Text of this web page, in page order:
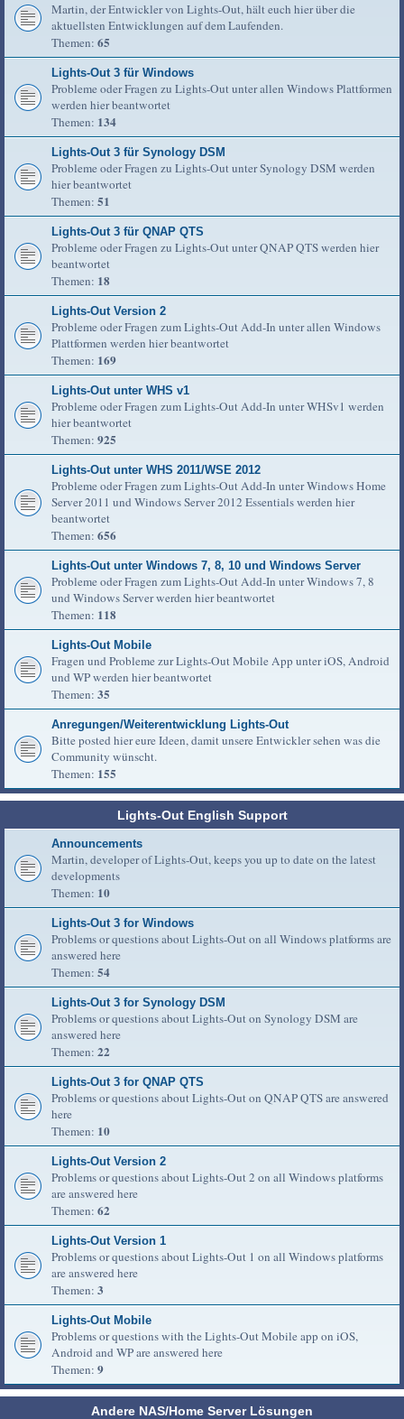
Martin, der Entwickler von Lights-Out, hält euch hier über die
aktuellsten Entwicklungen auf dem Laufenden.
Themen: 65
Lights-Out 3 für Windows
Probleme oder Fragen zu Lights-Out unter allen Windows Plattformen
werden hier beantwortet
Themen: 134
Lights-Out 3 für Synology DSM
Probleme oder Fragen zu Lights-Out unter Synology DSM werden
hier beantwortet
Themen: 51
Lights-Out 3 für QNAP QTS
Probleme oder Fragen zu Lights-Out unter QNAP QTS werden hier
beantwortet
Themen: 18
Lights-Out Version 2
Probleme oder Fragen zum Lights-Out Add-In unter allen Windows
Plattformen werden hier beantwortet
Themen: 169
Lights-Out unter WHS v1
Probleme oder Fragen zum Lights-Out Add-In unter WHSv1 werden
hier beantwortet
Themen: 925
Lights-Out unter WHS 2011/WSE 2012
Probleme oder Fragen zum Lights-Out Add-In unter Windows Home
Server 2011 und Windows Server 2012 Essentials werden hier
beantwortet
Themen: 656
Lights-Out unter Windows 7, 8, 10 und Windows Server
Probleme oder Fragen zum Lights-Out Add-In unter Windows 7, 8
und Windows Server werden hier beantwortet
Themen: 118
Lights-Out Mobile
Fragen und Probleme zur Lights-Out Mobile App unter iOS, Android
und WP werden hier beantwortet
Themen: 35
Anregungen/Weiterentwicklung Lights-Out
Bitte posted hier eure Ideen, damit unsere Entwickler sehen was die
Community wünscht.
Themen: 155
Lights-Out English Support
Announcements
Martin, developer of Lights-Out, keeps you up to date on the latest
developments
Themen: 10
Lights-Out 3 for Windows
Problems or questions about Lights-Out on all Windows platforms are
answered here
Themen: 54
Lights-Out 3 for Synology DSM
Problems or questions about Lights-Out on Synology DSM are
answered here
Themen: 22
Lights-Out 3 for QNAP QTS
Problems or questions about Lights-Out on QNAP QTS are answered
here
Themen: 10
Lights-Out Version 2
Problems or questions about Lights-Out 2 on all Windows platforms
are answered here
Themen: 62
Lights-Out Version 1
Problems or questions about Lights-Out 1 on all Windows platforms
are answered here
Themen: 3
Lights-Out Mobile
Problems or questions with the Lights-Out Mobile app on iOS,
Android and WP are answered here
Themen: 9
Andere NAS/Home Server Lösungen